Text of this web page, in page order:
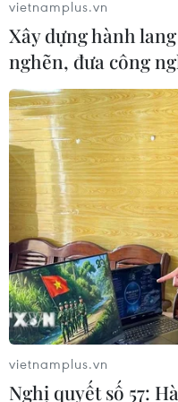
07/08/2026 10:33
Hạ tầng AI - động lực
mới của Đông Nam Á
07/08/2026 10:19
Quân khu 7 đẩy mạnh
khoa học-công nghệ
quy tập hài cốt liệt sỹ
07/08/2026 08:45
Những
trong thực hiện Nghị
NQ/TW
vietnamplus.vn
Xây dựng hành
nghẽn, đưa công
vietnamplus.vn
Nghị quyết số 57: